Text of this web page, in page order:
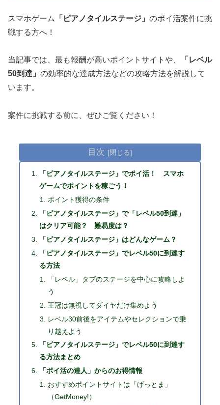
スマホゲーム 「ピアノタイルステージ」 のポイ活案件に挑
戦する方へ！
当記事では、最も報酬が高いポイントサイトや、
「レベル
50到達」 の効率的な達成方法などの攻略方法を解説して
います。
案件に挑戦する前に、ぜひご覧ください！
目次
「ピアノタイルステージ」でポイ活！ スマホ
ゲームでポイントを稼ごう！
ポイント獲得の条件
「ピアノタイルステージ」で「レベル50到達」
はクリア可能？ 難易度は？
「ピアノタイルステージ」はどんなゲーム？
「ピアノタイルステージ」でレベル50に到達す
る方法
「レベル」タブのステージを中心に攻略しよ
う
王冠は無視してダイヤだけ集めよう
レベル30前後をアイテムやセレクションで乗
り越えよう
「ピアノタイルステージ」でレベル50に到達す
る方法まとめ
「ポイ活の達人」からのお得情報
おすすめポイントサイトは「げっとま」
（GetMoney!）